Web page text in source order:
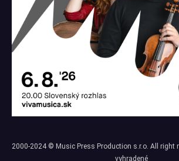
2000-2024 © Music Press Production s.r.o. All right
vyhradené